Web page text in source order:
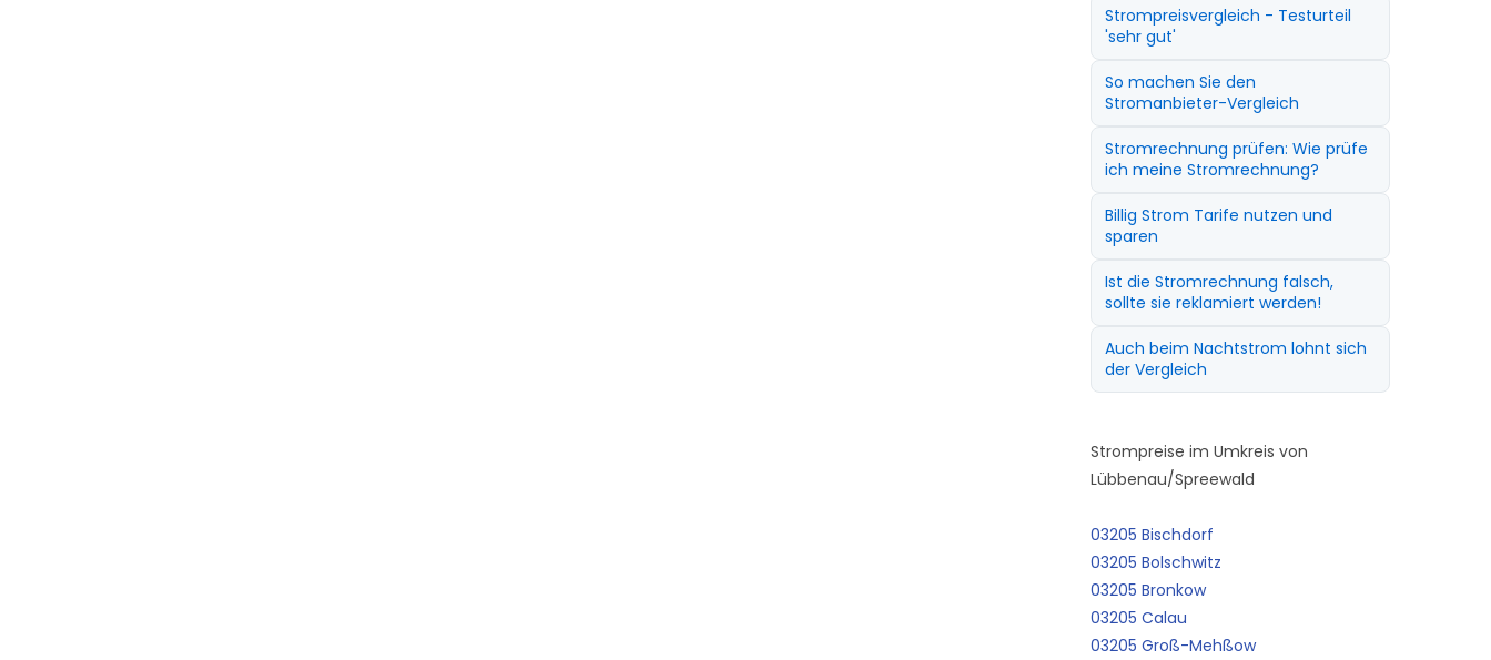
Strompreisvergleich - Testurteil
'sehr gut'
So machen Sie den
Stromanbieter-Vergleich
Stromrechnung prüfen: Wie prüfe
ich meine Stromrechnung?
Billig Strom Tarife nutzen und
sparen
Ist die Stromrechnung falsch,
sollte sie reklamiert werden!
Auch beim Nachtstrom lohnt sich
der Vergleich
Strompreise im Umkreis von
Lübbenau/Spreewald
03205 Bischdorf
03205 Bolschwitz
03205 Bronkow
03205 Calau
03205 Groß-Mehßow